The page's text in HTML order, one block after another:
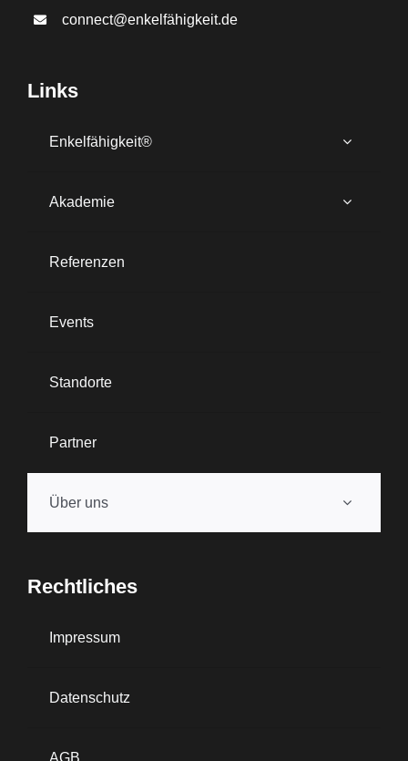
connect@enkelfähigkeit.de
Links
Enkelfähigkeit®
Akademie
Referenzen
Events
Standorte
Partner
Über uns
Rechtliches
Impressum
Datenschutz
AGB